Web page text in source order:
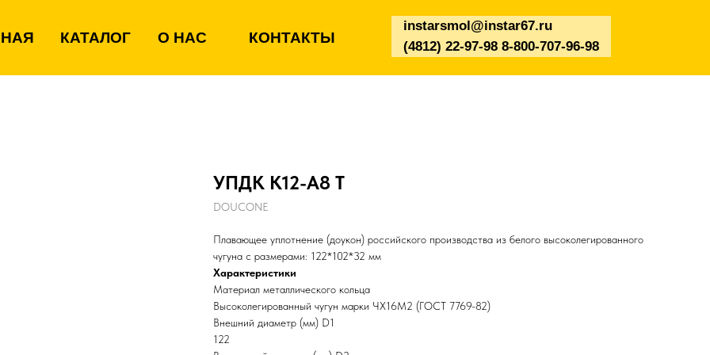
КАТАЛОГ О НАС КОНТАКТЫ
(4812) 22-97-98 8-800-707-96-98
instarsmol@instar67.ru
УПДК К12-А8 Т
DOUCONE
Плавающее уплотнение (доукон) российского производства из белого высоколегированного
чугуна с размерами: 122*102*32 мм
Характеристики
Материал металлического кольца
Высоколегированный чугун марки ЧХ16М2 (ГОСТ 7769-82)
Внешний диаметр (мм) D1
122